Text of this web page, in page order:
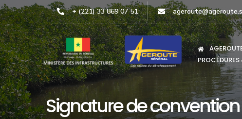
+ (221) 33 869 07 51
Signature de convention